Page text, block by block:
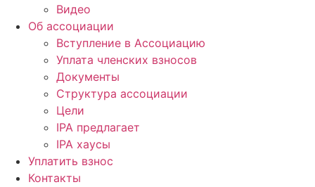
Видео
Об ассоциации
Вступление в Ассоциацию
Уплата членских взносов
Документы
Структура ассоциации
Цели
IPA предлагает
IPA хаусы
Уплатить взнос
Контакты